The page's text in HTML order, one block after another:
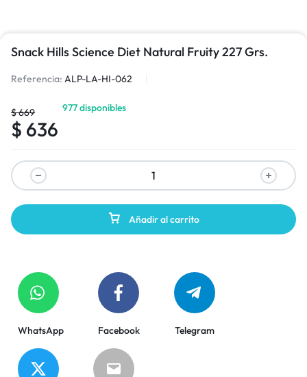
Snack Hills Science Diet Natural Fruity 227 Grs.
Referencia: ALP-LA-HI-062
$669
$ 636
977 disponibles
Añadir al carrito
WhatsApp Facebook Telegram